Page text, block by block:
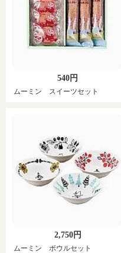
540円
ムーミン スイーツセット
2,750円
ムーミン ボウルセット